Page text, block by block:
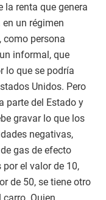
la renta que genera
un régimen
como persona
informal, que
lo que se podría
Unidos. Pero
parte del Estado y
gravar lo que los
negativas,
gas de efecto
el valor de 10,
de 50, se tiene otro